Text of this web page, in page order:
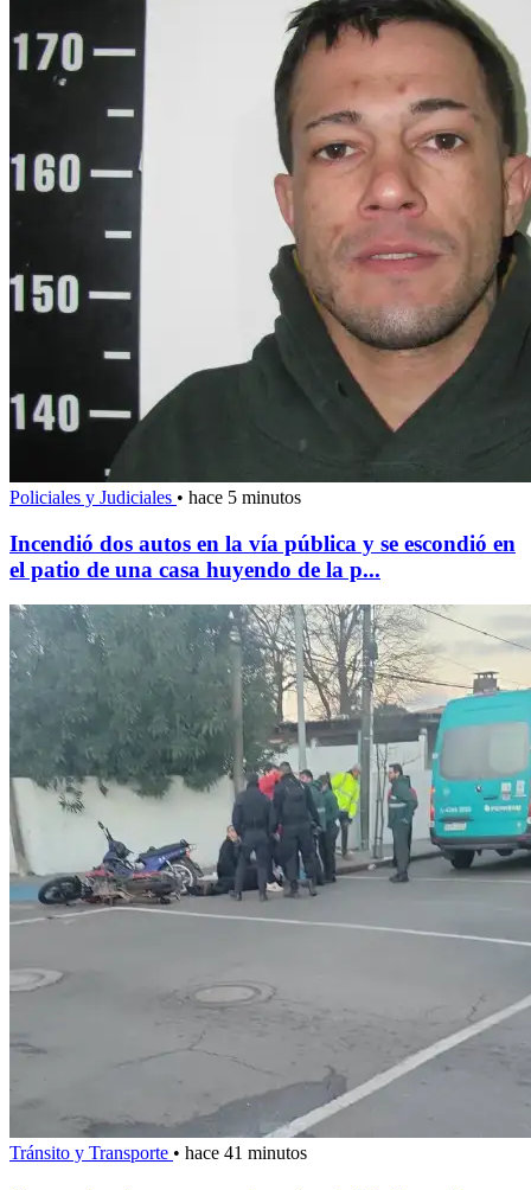
Policiales y Judiciales • hace 5 minutos
Incendió dos autos en la vía pública y se escondió en
el patio de una casa huyendo de la p...
Tránsito y Transporte • hace 41 minutos